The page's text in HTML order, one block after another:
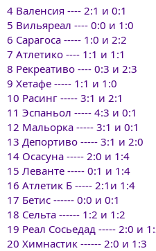
4 Валенсия ---- 2:1 и 0:1
5 Вильяреал ---- 0:0 и 1:0
6 Сарагоса ----- 1:0 и 2:2
7 Атлетико ---- 1:1 и 1:1
8 Рекреативо ---- 0:3 и 2:3
9 Хетафе ----- 1:1 и 1:0
10 Расинг ----- 3:1 и 2:1
11 Эспаньол ----- 4:3 и 0:1
12 Мальорка ----- 3:1 и 0:1
13 Депортиво ----- 3:1 и 2:0
14 Осасуна ----- 2:0 и 1:4
15 Леванте ----- 0:1 и 1:4
16 Атлетик Б ----- 2:1и 1:4
17 Бетис ------ 0:0 и 0:1
18 Сельта ------ 1:2 и 1:2
19 Реал Сосьедад ----- 2:0 и
20 Химнастик ------ 2:0 и 1:3